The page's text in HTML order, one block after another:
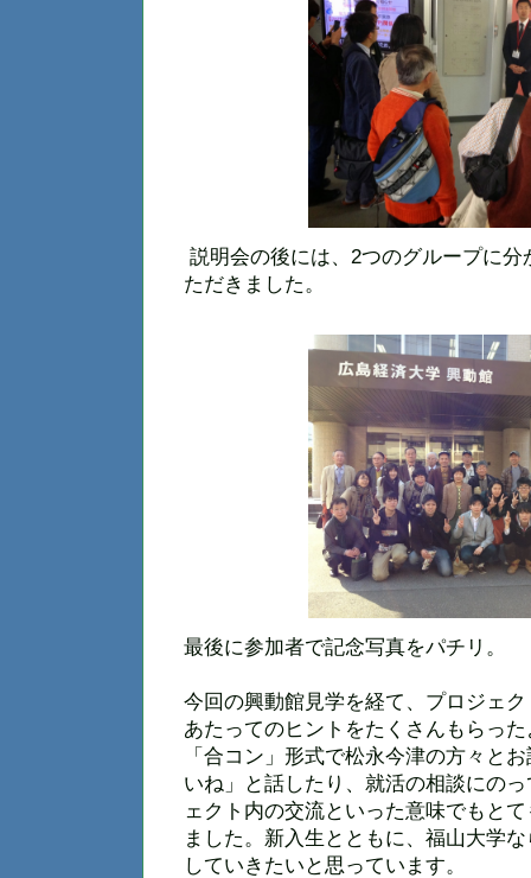
説明会の後には、2つのグループに
ただきました。
最後に参加者で記念写真をパチリ。
今回の興動館見学を経て、プロジェ
あたってのヒントをたくさんもらっ
「合コン」形式で松永今津の方々と
いね」と話したり、就活の相談にの
ェクト内の交流といった意味でもと
ました。新入生とともに、福山大学
していきたいと思っています。